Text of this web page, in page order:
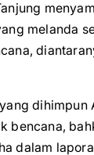
melanda
dihimpun
bencana,
dalam